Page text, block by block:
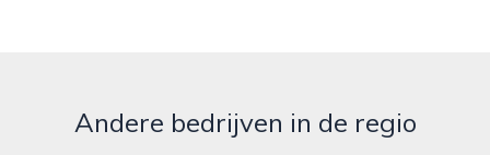
Andere bedrijven in de regio